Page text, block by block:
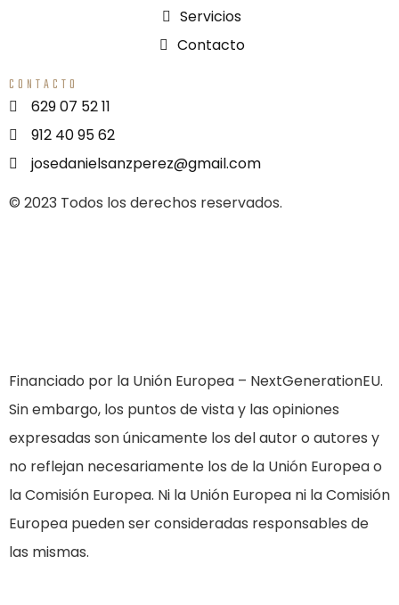
Servicios
Contacto
CONTACTO
629 07 52 11
912 40 95 62
josedanielsanzperez@gmail.com
© 2023 Todos los derechos reservados.
Financiado por la Unión Europea – NextGenerationEU.
Sin embargo, los puntos de vista y las opiniones
expresadas son únicamente los del autor o autores y
no reflejan necesariamente los de la Unión Europea o
la Comisión Europea. Ni la Unión Europea ni la Comisión
Europea pueden ser consideradas responsables de
las mismas.